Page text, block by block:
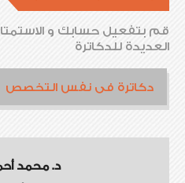
قم بتفعيل حسابك و
العديدة للدكاترة
دكاترة فى نفس التخصص
د. محمد